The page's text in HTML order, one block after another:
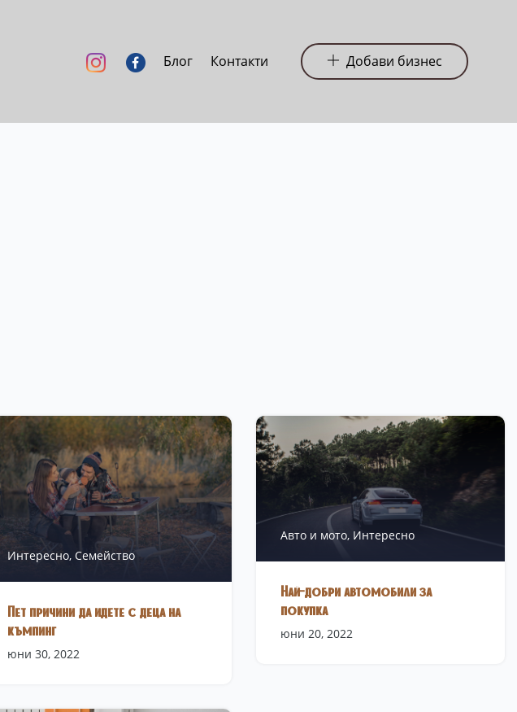
Блог Контакти Добави бизнес
Интересно, Семейство
Пет причини да идете с деца на
къмпинг
юни 30, 2022
Авто и мото, Интересно
Най-добри автомобили за
покупка
юни 20, 2022